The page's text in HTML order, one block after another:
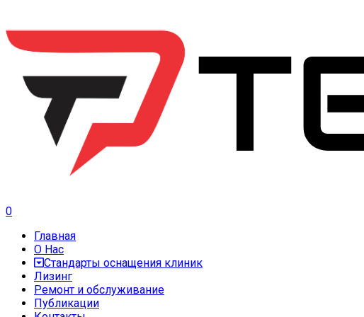
0
Главная
О Нас
Стандарты оснащения клиник
Лизинг
Ремонт и обслуживание
Публикации